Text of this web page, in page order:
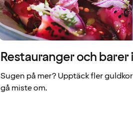
Restauranger och
Sugen på mer? Upptäck fler
gå miste om.